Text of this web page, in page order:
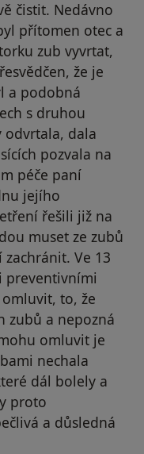
čistit. Nedávno
přítomen otec a
zub vyvrtat,
že je
a podobná
s druhou
odvrtala, dala
pozvala na
péče paní
jejího
řešili již na
muset ze zubů
Ve 13
preventivními
to, že
zubů a nepozná
omluvit je
nechala
dál bolely a
proto
a důsledná